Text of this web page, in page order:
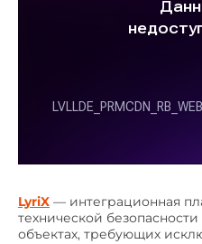
LyriX — интеграционная
технической
объектах, требующих